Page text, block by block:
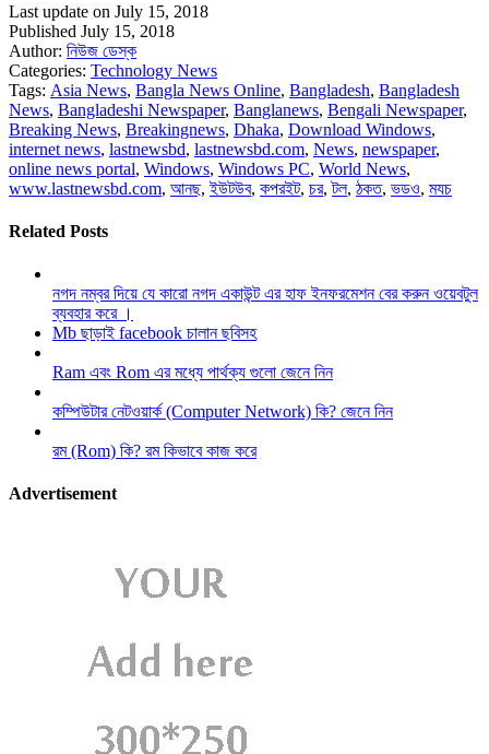
Last update on July 15, 2018
Published July 15, 2018
Author: নিউজ ডেস্ক
Categories: Technology News
Tags: Asia News, Bangla News Online, Bangladesh, Bangladesh
News, Bangladeshi Newspaper, Banglanews, Bengali Newspaper,
Breaking News, Breakingnews, Dhaka, Download Windows,
internet news, lastnewsbd, lastnewsbd.com, News, newspaper,
online news portal, Windows, Windows PC, World News,
www.lastnewsbd.com, আনছ,ইউটউব, কপরইট, চর,টল, ঠকত, ভডও, মযচ
Related Posts
নগদ নম্বর দিয়ে যে কারো নগদ একাউন্ট এর হাফ ইনফরমেশন বের করুন ওয়েবটুল
ব্যবহার করে ।
Mb ছাড়াই facebook চালান ছবিসহ
Ram এবং Rom এর মধ্যে পার্থক্য গুলো জেনে নিন
কম্পিউটার নেটওয়ার্ক (Computer Network) কি? জেনে নিন
রম (Rom) কি? রম কিভাবে কাজ করে
Advertisement